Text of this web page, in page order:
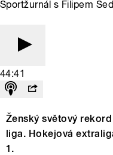
Sportžurnál s Filipem
44:41
Ženský světový
liga. Hokejová
1.